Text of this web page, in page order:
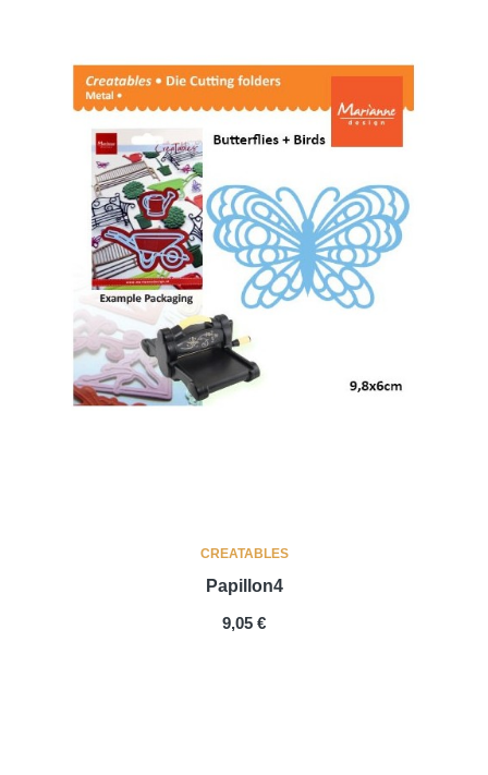
CREATABLES
Papillon4
PRIX
9,05 €